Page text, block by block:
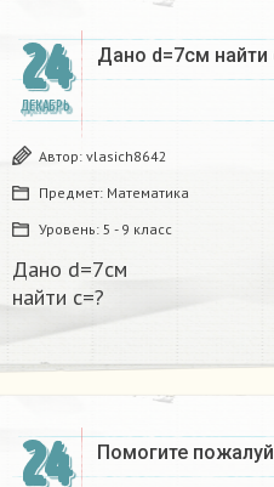
24
ДЕКАБРЬ
Дано d=7см найти
Автор: vlasich8642
Предмет: Математика
Уровень: 5 - 9 класс
Дано d=7см
найти с=?​
24 Помогите